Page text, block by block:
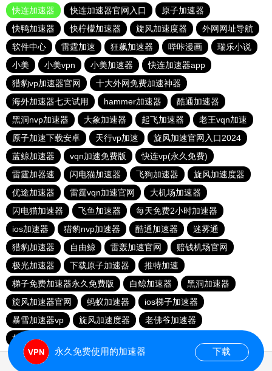
快连加速器
快连加速器官网入口
原子加速器
快鸭加速器
快柠檬加速器 旋风加速度器
外网网址导航
软件中心
雷霆加速 狂飙加速器 哔咔漫画
瑞乐小说
小美
小美vpn 小美加速器
快连加速器app
猎豹vp加速器官网
十大外网免费加速神器
海外加速器七天试用
hammer加速器
酷通加速器
黑洞nvp加速器
大象加速器 起飞加速器
老王vqn加速
原子加速下载安卓
天行vp加速
旋风加速官网入口2024
蓝鲸加速器
vqn加速免费版
快连vp(永久免费)
雷霆加器速
闪电猫加速器 飞狗加速器
旋风加速度器
优途加速器
雷霆vqn加速官网
大机场加速器
闪电猫加速器
飞鱼加速器
每天免费2小时加速器
ios加速器
猎豹nvp加速器 酷通加速器
迷雾通
猎豹加速器
自由鲸 雷轰加速官网
赔钱机场官网
极光加速器
下载原子加速器
推特加速
梯子免费加速器永久免费版
白鲸加速器
黑洞加速器
旋风加速器官网
蚂蚁加速器
ios梯子加速器
暴雪加速器vp
旋风加速度器
老佛爷加速器
极光aurora加速器
永久免费使用的加速器 下载